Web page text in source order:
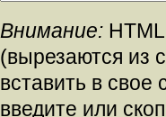
Внимание:
(вырезаются из
вставить в
введите или